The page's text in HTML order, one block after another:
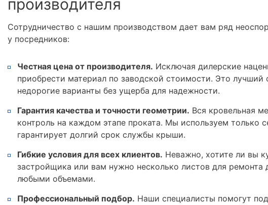
производителя
Сотрудничество с нашим производством дает вам ряд
у посредников:
Честная цена от производителя. Исключая дилерские
приобрести материал по заводской стоимости. Это лучший
недорогие варианты без ущерба для надежности.
Гарантия качества и точности геометрии. Вся кровельная
контроль на каждом этапе проката. Мы используем только
гарантирует долгий срок службы крыши.
Гибкие условия для всех клиентов. Неважно, хотите ли вы
застройщика или вам нужно несколько листов для
любыми объемами.
Профессиональный подбор. Наши специалисты помогут